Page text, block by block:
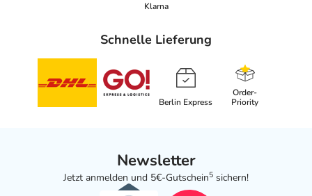
Klarna
Schnelle Lieferung
Berlin Express
Order-
Priority
Newsletter
Jetzt anmelden und 5€-Gutschein5 sichern!